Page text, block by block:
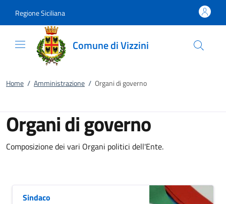
Regione Siciliana
Comune di Vizzini
Home / Amministrazione / Organi di governo
Organi di governo
Composizione dei vari Organi politici dell'Ente.
Sindaco